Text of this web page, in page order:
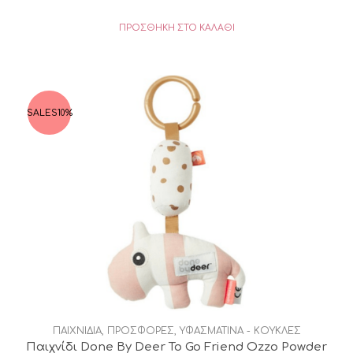
ΠΡΟΣΘΉΚΗ ΣΤΟ ΚΑΛΆΘΙ
SALES10%
ΠΑΙΧΝΙΔΙΑ, ΠΡΟΣΦΟΡΕΣ, ΥΦΑΣΜΑΤΙΝΑ - ΚΟΥΚΛΕΣ
Παιχνίδι Done By Deer To Go Friend Ozzo Powder